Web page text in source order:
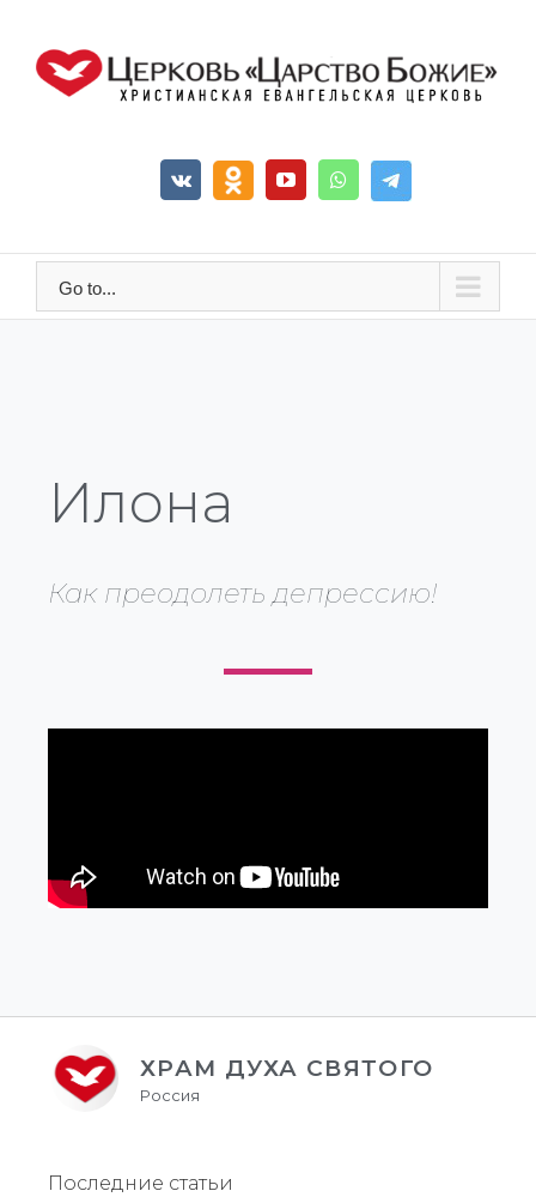
Go to...
Илона
Как преодолеть депрессию!
ХРАМ ДУХА СВЯТОГО
Россия
Последние статьи